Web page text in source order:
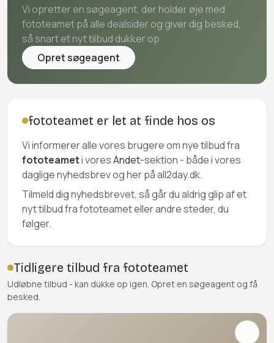
Vi opretter en søgeagent, der holder øje med
fototeamet på alle dealsider og giver dig besked,
så snart et nyt tilbud dukker op.
Opret søgeagent
fototeamet er let at finde hos os
Vi informerer alle vores brugere om nye tilbud fra
fototeameti voresAndet-sektion - både i vores
daglige nyhedsbrev og her på all2day.dk.
Tilmeld dig nyhedsbrevet, så går du aldrig glip af et
nyt tilbud fra fototeamet eller andre steder, du
følger.
Tidligere tilbud fra fototeamet
Udløbne tilbud - kan dukke op igen. Opret en søgeagent og få
besked.